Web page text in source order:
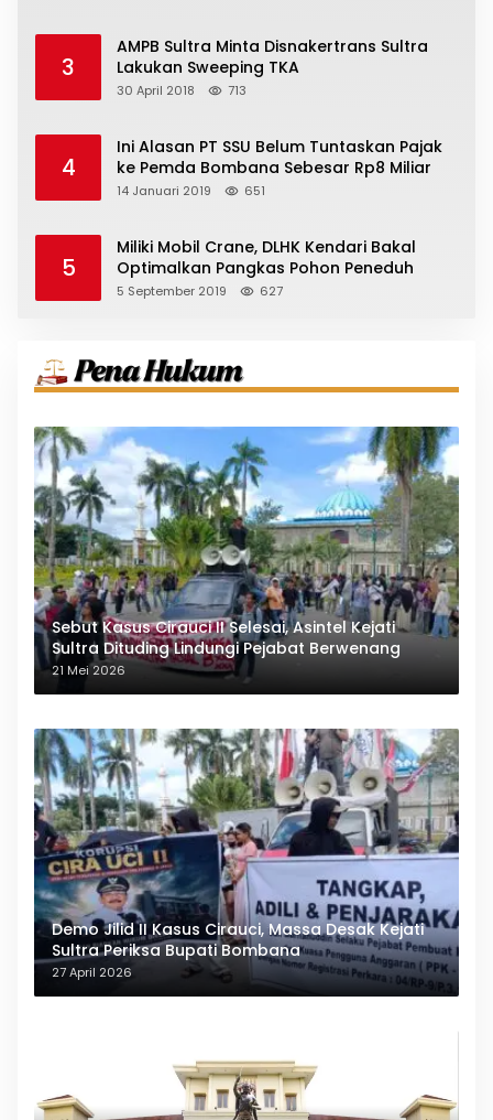
3
AMPB Sultra Minta Disnakertrans Sultra
Lakukan Sweeping TKA
30 April 2018 713
4
Ini Alasan PT SSU Belum Tuntaskan Pajak
ke Pemda Bombana Sebesar Rp8 Miliar
14 Januari 2019 651
5
Miliki Mobil Crane, DLHK Kendari Bakal
Optimalkan Pangkas Pohon Peneduh
5 September 2019 627
Sebut Kasus Cirauci II Selesai, Asintel Kejati
Sultra Dituding Lindungi Pejabat Berwenang
21 Mei 2026
Demo Jilid II Kasus Cirauci, Massa Desak Kejati
Sultra Periksa Bupati Bombana
27 April 2026